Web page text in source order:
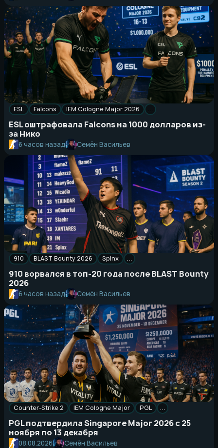
ESL Falcons IEM Cologne Major 2026 …
ESL оштрафовала Falcons на 1000 долларов из-
за Нико
6 часов назад Семён Васильев
910 BLAST Bounty 2026 Spinx …
910 ворвался в топ-20 года после BLAST Bounty
2026
6 часов назад Семён Васильев
Counter-Strike 2 IEM Cologne Major PGL …
PGL подтвердила Singapore Major 2026 с 25
ноября по 13 декабря
08.08.2026 Семён Васильев